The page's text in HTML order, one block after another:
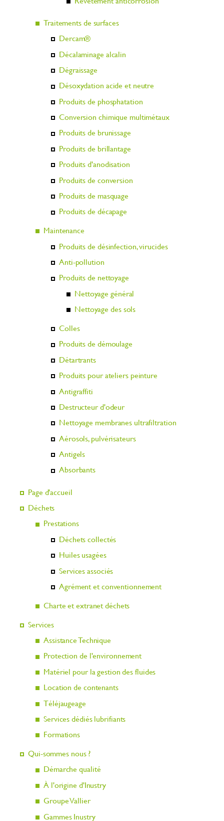
Traitements de surfaces
Dercam®
Décalaminage alcalin
Dégraissage
Désoxydation acide et neutre
Produits de phosphatation
Conversion chimique multimétaux
Produits de brunissage
Produits de brillantage
Produits d'anodisation
Produits de conversion
Produits de masquage
Produits de décapage
Maintenance
Produits de désinfection, virucides
Anti-pollution
Produits de nettoyage
Nettoyage général
Nettoyage des sols
Colles
Produits de démoulage
Détartrants
Produits pour ateliers peinture
Antigraffiti
Destructeur d'odeur
Nettoyage membranes ultrafiltration
Aérosols, pulvérisateurs
Antigels
Absorbants
Page d'accueil
Déchets
Prestations
Déchets collectés
Huiles usagées
Services associés
Agrément et conventionnement
Charte et extranet déchets
Services
Assistance Technique
Protection de l'environnement
Matériel pour la gestion des fluides
Location de contenants
Téléjaugeage
Services dédiés lubrifiants
Formations
Qui-sommes nous ?
Démarche qualité
À l'origine d'Inustry
Groupe Vallier
Gammes Inustry